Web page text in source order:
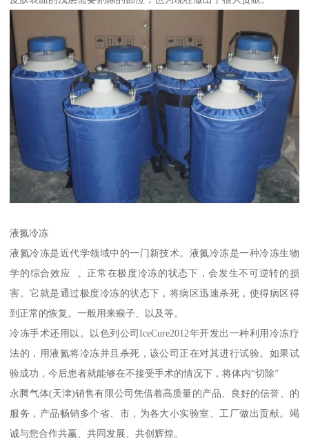
液氮冷冻
液氮冷冻是近代学领域中的一门新技术。液氮冷冻是一种冷冻生物
学的综合效应 。正常在极度冷冻的状态下，会发生不可逆转的损
害。它就是通过极度冷冻的状态下，将病区迅速杀死，使得病区得
到正常的恢复。一般用来瘊子、以及等。
冷冻手术还用以。以色列公司IceCure2012年开发出一种利用冷冻疗
法的，用液氮将冷冻并且杀死，该公司正在对其进行试验。如果试
验成功，今后患者就能够在不接受手术的情况下，将体内“切除”
永腾气体(天津)销售有限公司凭借着高质量的产品、良好的信誉、的
服务，产品畅销多个省、市，为各大小实验室、工厂做出贡献。竭
诚与您合作共赢、共同发展、共创辉煌。